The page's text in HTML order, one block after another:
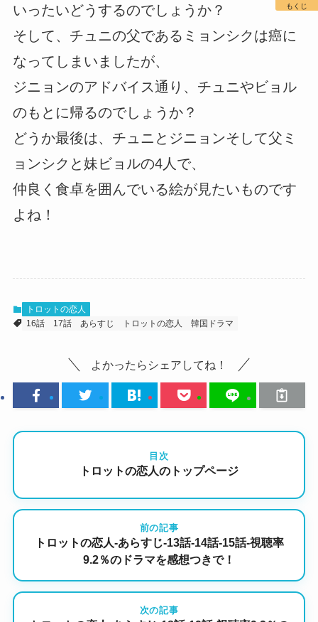
いったいどうするのでしょうか？
そして、チュニの父であるミョンシクは癌に
なってしまいましたが、
ジニョンのアドバイス通り、チュニやビョル
のもとに帰るのでしょうか？
どうか最後は、チュニとジニョンそして父ミ
ョンシクと妹ビョルの4人で、
仲良く食卓を囲んでいる絵が見たいものです
よね！
トロットの恋人
16話
17話 あらすじ トロットの恋人 韓国ドラマ
よかったらシェアしてね！
目次
トロットの恋人のトップページ
前の記事
トロットの恋人-あらすじ-13話-14話-15話-視聴率
9.2％のドラマを感想つきで！
次の記事
もくじ